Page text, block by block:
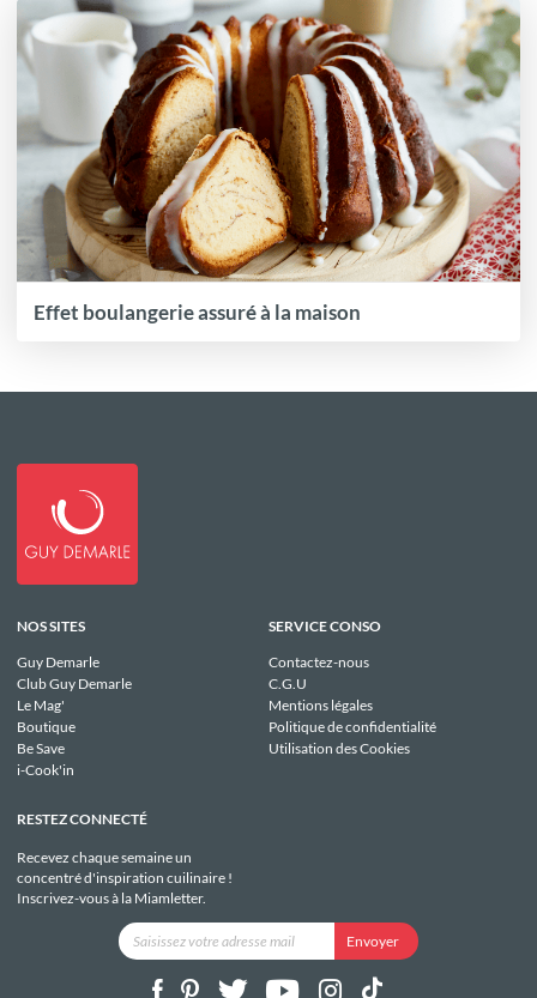
Effet boulangerie assuré à la maison
NOS SITES
Guy Demarle
Club Guy Demarle
Le Mag'
Boutique
Be Save
i-Cook'in
SERVICE CONSO
Contactez-nous
C.G.U
Mentions légales
Politique de confidentialité
Utilisation des Cookies
RESTEZ CONNECTÉ
Recevez chaque semaine un
concentré d'inspiration cuilinaire !
Inscrivez-vous à la Miamletter.